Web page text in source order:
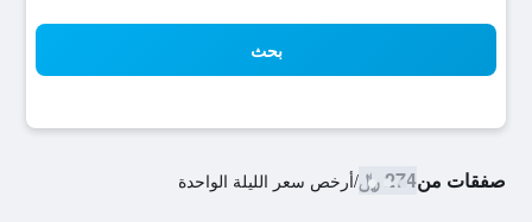
بحث
صفقات من274 ﷼ /أرخص سعر الليلة الواحدة